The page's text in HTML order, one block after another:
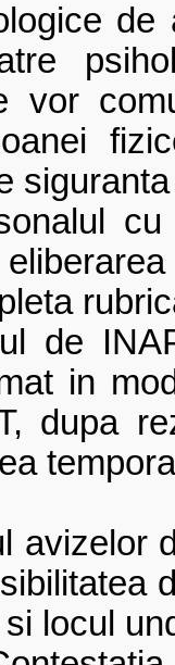
de
vor
de
in
dupa
avizelor
locul